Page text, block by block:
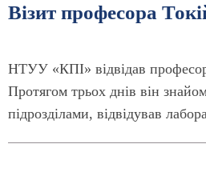
Візит професора
НТУУ «КПІ» відвідав професор
Протягом трьох днів він
підрозділами, відвідував